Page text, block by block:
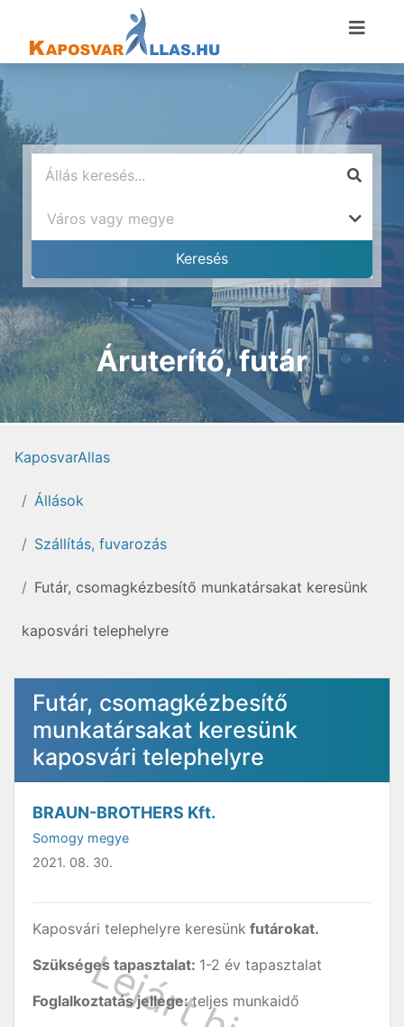
Áruterítő, futár
KaposvarAllas
Állások
Szállítás, fuvarozás
Futár, csomagkézbesítő munkatársakat keresünk
kaposvári telephelyre
Futár, csomagkézbesítő
munkatársakat keresünk
kaposvári telephelyre
BRAUN-BROTHERS Kft.
Somogy megye
2021. 08. 30.
Kaposvári telephelyre keresünk futárokat.
Szükséges tapasztalat: 1-2 év tapasztalat
Foglalkoztatás jellege:teljes munkaidő